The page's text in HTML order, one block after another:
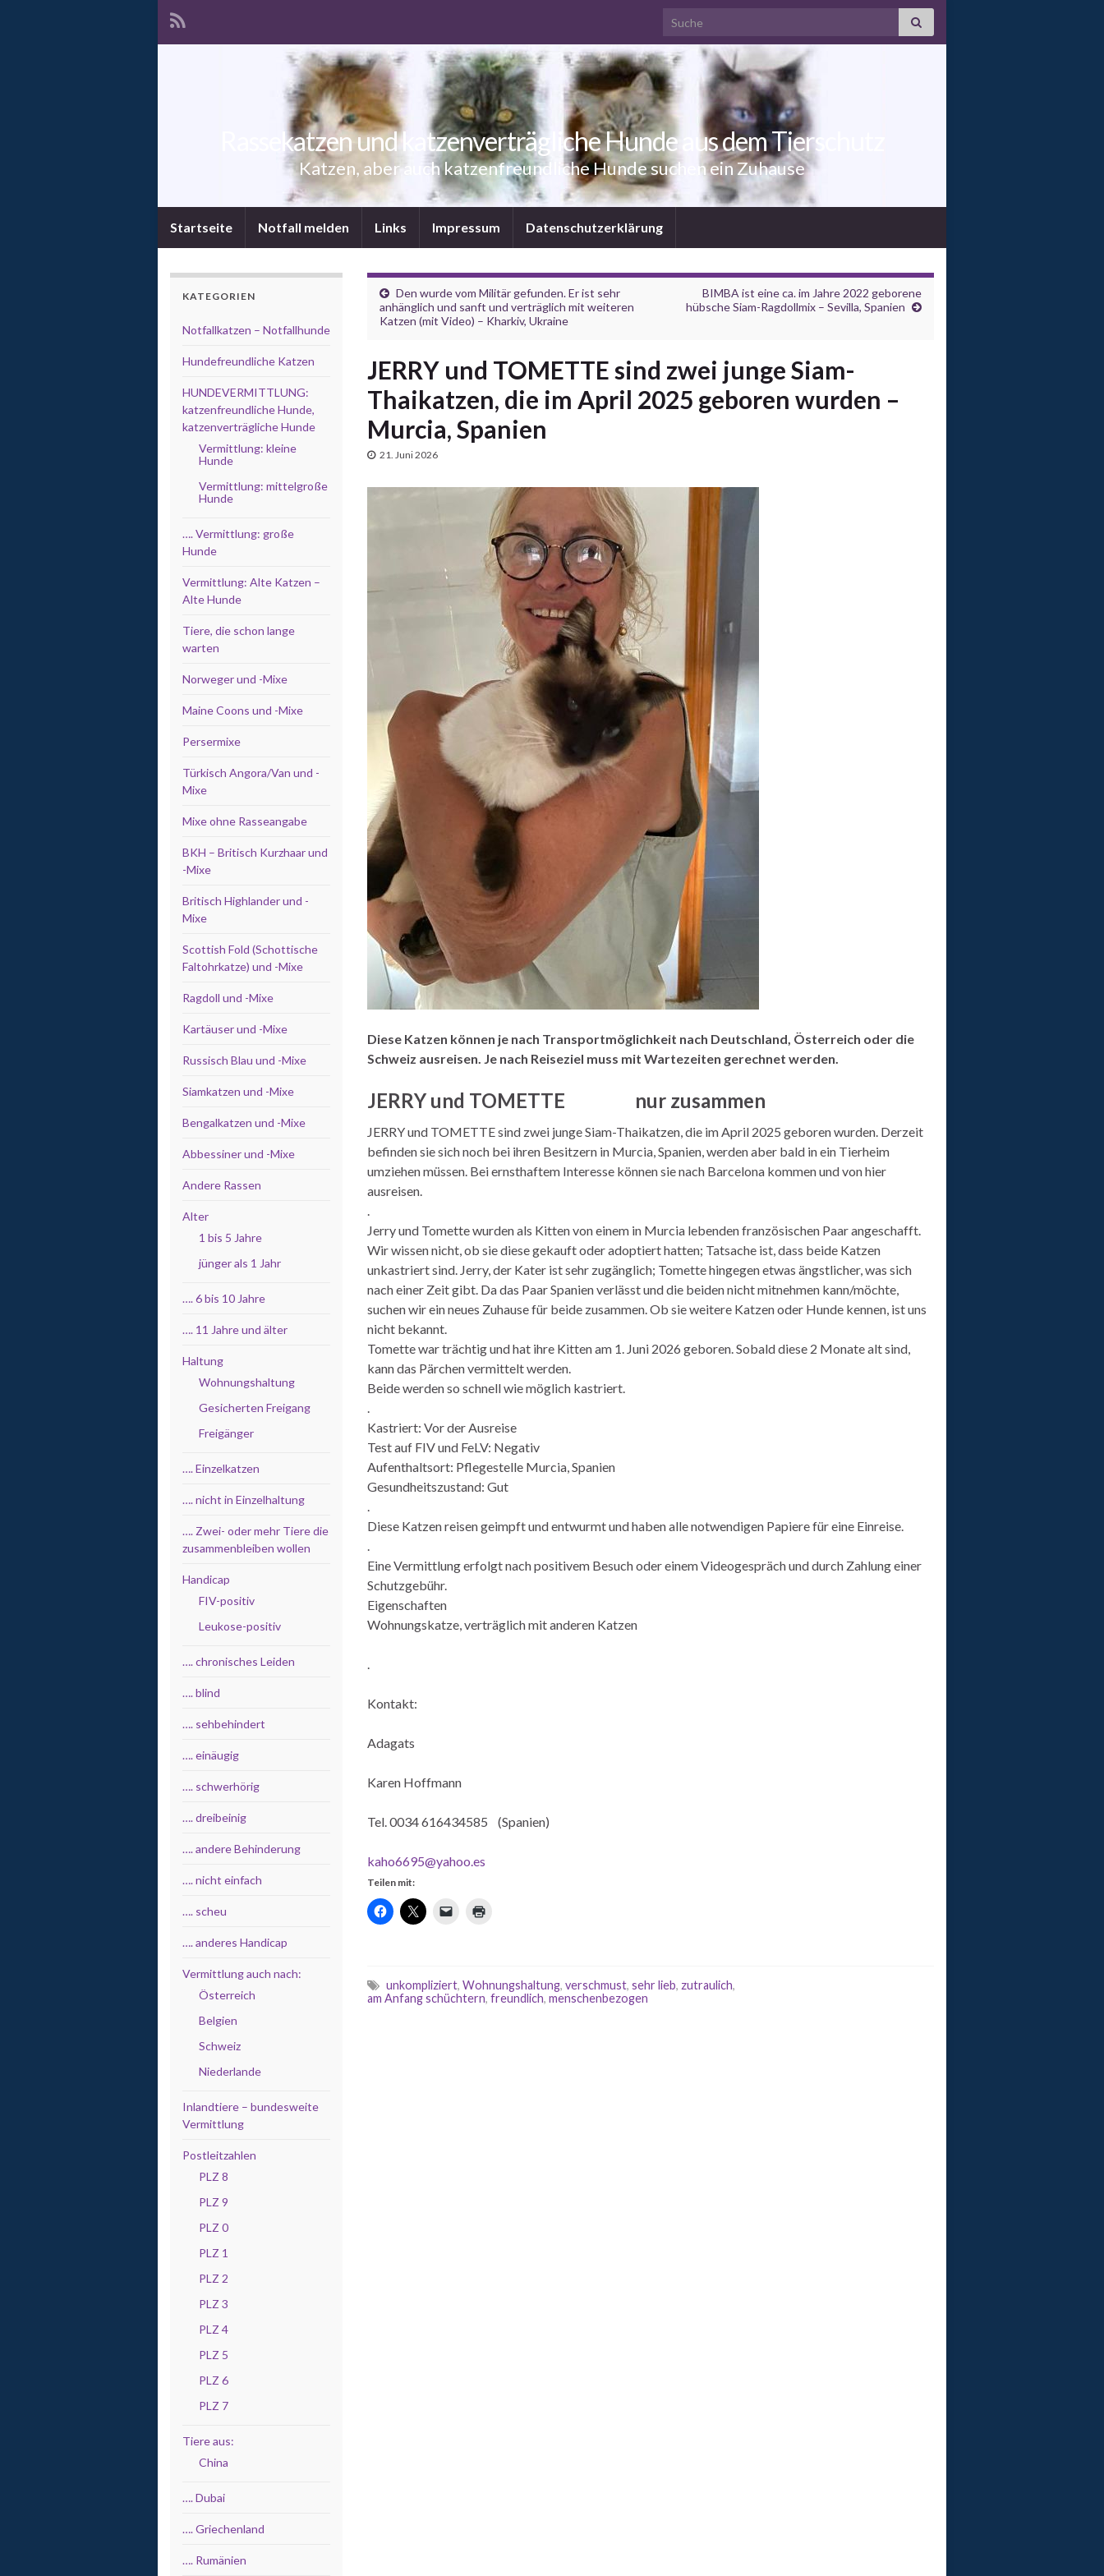
Search for:
Rassekatzen und katzenverträgliche Hunde aus dem Tierschutz
Katzen, aber auch katzenfreundliche Hunde suchen ein Zuhause
Startseite Notfall melden Links Impressum Datenschutzerklärung
Den wurde vom Militär gefunden. Er ist sehr
anhänglich und sanft und verträglich mit weiteren
Katzen (mit Video) – Kharkiv, Ukraine
BIMBA ist eine ca. im Jahre 2022 geborene
hübsche Siam-Ragdollmix – Sevilla, Spanien
JERRY und TOMETTE sind zwei junge Siam-
Thaikatzen, die im April 2025 geboren wurden –
Murcia, Spanien
21. Juni 2026
Diese Katzen können je nach Transportmöglichkeit nach Deutschland, Österreich oder die
Schweiz ausreisen. Je nach Reiseziel muss mit Wartezeiten gerechnet werden.
JERRY und TOMETTE nur zusammen
JERRY und TOMETTE sind zwei junge Siam-Thaikatzen, die im April 2025 geboren wurden. Derzeit
befinden sie sich noch bei ihren Besitzern in Murcia, Spanien, werden aber bald in ein Tierheim
umziehen müssen. Bei ernsthaftem Interesse können sie nach Barcelona kommen und von hier
ausreisen.
.
Jerry und Tomette wurden als Kitten von einem in Murcia lebenden französischen Paar angeschafft.
Wir wissen nicht, ob sie diese gekauft oder adoptiert hatten; Tatsache ist, dass beide Katzen
unkastriert sind. Jerry, der Kater ist sehr zugänglich; Tomette hingegen etwas ängstlicher, was sich
nach einer Zeit gibt. Da das Paar Spanien verlässt und die beiden nicht mitnehmen kann/möchte,
suchen wir ein neues Zuhause für beide zusammen. Ob sie weitere Katzen oder Hunde kennen, ist uns
nicht bekannt.
Tomette war trächtig und hat ihre Kitten am 1. Juni 2026 geboren. Sobald diese 2 Monate alt sind,
kann das Pärchen vermittelt werden.
Beide werden so schnell wie möglich kastriert.
.
Kastriert: Vor der Ausreise
Test auf FIV und FeLV: Negativ
Aufenthaltsort: Pflegestelle Murcia, Spanien
Gesundheitszustand: Gut
.
Diese Katzen reisen geimpft und entwurmt und haben alle notwendigen Papiere für eine Einreise.
.
Eine Vermittlung erfolgt nach positivem Besuch oder einem Videogespräch und durch Zahlung einer
Schutzgebühr.
Eigenschaften
Wohnungskatze, verträglich mit anderen Katzen
.
Kontakt:
Adagats
Karen Hoffmann
Tel. 0034 616434585 (Spanien)
kaho6695@yahoo.es
Teilen mit:
unkompliziert, Wohnungshaltung, verschmust, sehr lieb, zutraulich,
am Anfang schüchtern, freundlich, menschenbezogen
KATEGORIEN
Notfallkatzen – Notfallhunde
Hundefreundliche Katzen
HUNDEVERMITTLUNG:
katzenfreundliche Hunde,
katzenverträgliche Hunde
Vermittlung: kleine
Hunde
Vermittlung: mittelgroße
Hunde
…. Vermittlung: große
Hunde
Vermittlung: Alte Katzen –
Alte Hunde
Tiere, die schon lange
warten
Norweger und -Mixe
Maine Coons und -Mixe
Persermixe
Türkisch Angora/Van und -
Mixe
Mixe ohne Rasseangabe
BKH – Britisch Kurzhaar und
-Mixe
Britisch Highlander und -
Mixe
Scottish Fold (Schottische
Faltohrkatze) und -Mixe
Ragdoll und -Mixe
Kartäuser und -Mixe
Russisch Blau und -Mixe
Siamkatzen und -Mixe
Bengalkatzen und -Mixe
Abbessiner und -Mixe
Andere Rassen
Alter
1 bis 5 Jahre
jünger als 1 Jahr
…. 6 bis 10 Jahre
…. 11 Jahre und älter
Haltung
Wohnungshaltung
Gesicherten Freigang
Freigänger
…. Einzelkatzen
…. nicht in Einzelhaltung
…. Zwei- oder mehr Tiere die
zusammenbleiben wollen
Handicap
FIV-positiv
Leukose-positiv
…. chronisches Leiden
…. blind
…. sehbehindert
…. einäugig
…. schwerhörig
…. dreibeinig
…. andere Behinderung
…. nicht einfach
…. scheu
…. anderes Handicap
Vermittlung auch nach:
Österreich
Belgien
Schweiz
Niederlande
Inlandtiere – bundesweite
Vermittlung
Postleitzahlen
PLZ 8
PLZ 9
PLZ 0
PLZ 1
PLZ 2
PLZ 3
PLZ 4
PLZ 5
PLZ 6
PLZ 7
Tiere aus:
China
…. Dubai
…. Griechenland
…. Rumänien